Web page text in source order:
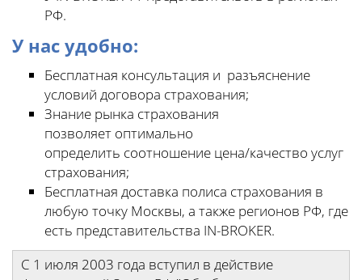
РФ.
У нас удобно:
Бесплатная консультация и разъяснение
условий договора страхования;
Знание рынка страхования
позволяет оптимально
определить соотношение цена/качество услуг
страхования;
Бесплатная доставка полиса страхования в
любую точку Москвы, а также регионов РФ, где
есть представительства IN-BROKER.
С 1 июля 2003 года вступил в действие